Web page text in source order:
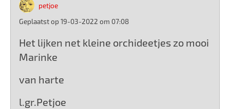
petjoe
Geplaatst op 19-03-2022 om 07:08
Het lijken net kleine orchideetjes zo mooi
Marinke
van harte
l.gr.Petjoe